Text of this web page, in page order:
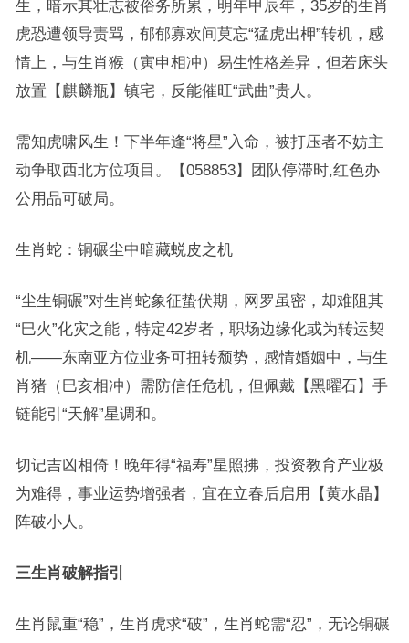
生，暗示其壮志被俗务所累，明年甲辰年，35岁的生肖
虎恐遭领导责骂，郁郁寡欢间莫忘“猛虎出柙”转机，感
情上，与生肖猴（寅申相冲）易生性格差异，但若床头
放置【麒麟瓶】镇宅，反能催旺“武曲”贵人。
需知虎啸风生！下半年逢“将星”入命，被打压者不妨主
动争取西北方位项目。【058853】团队停滞时,红色办
公用品可破局。
生肖蛇：铜碾尘中暗藏蜕皮之机
“尘生铜碾”对生肖蛇象征蛰伏期，网罗虽密，却难阻其
“巳火”化灾之能，特定42岁者，职场边缘化或为转运契
机——东南亚方位业务可扭转颓势，感情婚姻中，与生
肖猪（巳亥相冲）需防信任危机，但佩戴【黑曜石】手
链能引“天解”星调和。
切记吉凶相倚！晚年得“福寿”星照拂，投资教育产业极
为难得，事业运势增强者，宜在立春后启用【黄水晶】
阵破小人。
三生肖破解指引
生肖鼠重“稳”，生肖虎求“破”，生肖蛇需“忍”，无论铜碾